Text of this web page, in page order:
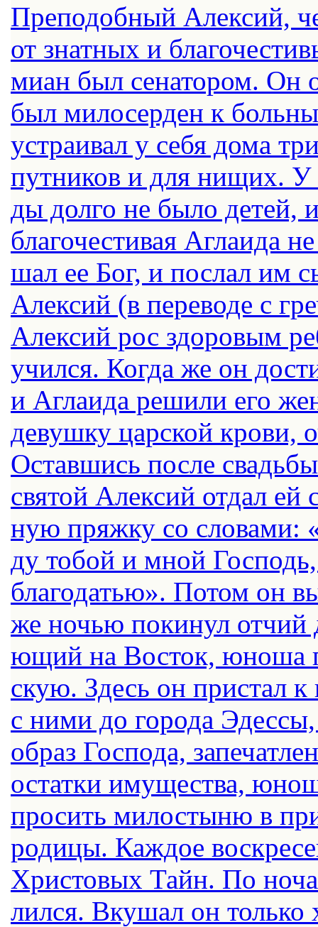
Пре­по­доб­ный Алек­сий,
от знат­ных и
ми­ан был се­на­то­ром. Он
был ми­ло­сер­ден к
устра­и­вал у се­бя до­ма
пут­ни­ков и для ни­щих.
ды дол­го не бы­ло де­тей,
бла­го­че­сти­вая Агла­и­да
шал ее Бог, и по­слал им
Алек­сий (в пе­ре­во­де с
Алек­сий рос здо­ро­вым
учил­ся. Ко­гда же он
и Агла­и­да ре­ши­ли его
де­вуш­ку цар­ской кро­ви,
Остав­шись по­сле
свя­той Алек­сий от­дал ей
ную пряж­ку со сло­ва­ми:
ду то­бой и мной
бла­го­да­тью». По­том он
же но­чью по­ки­нул от­чий
ю­щий на Во­сток, юно­ша
скую. Здесь он при­стал
с ни­ми до го­ро­да
об­раз Гос­по­да,
остат­ки иму­ще­ства,
про­сить ми­ло­сты­ню в
ро­ди­цы. Каж­дое
Хри­сто­вых Тайн. По
лил­ся. Вку­шал он толь­ко